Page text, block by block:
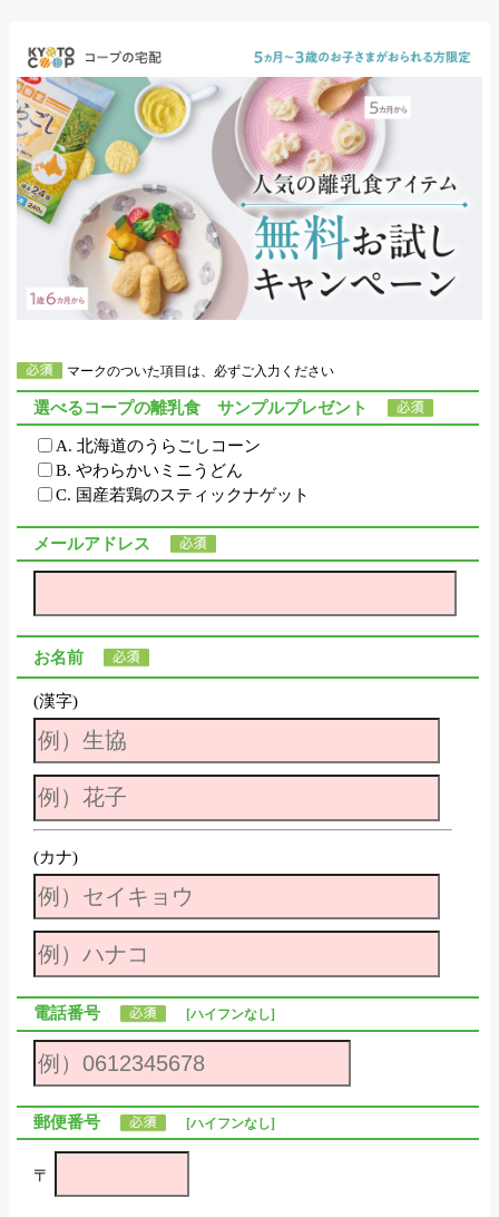
マークのついた項目は、必ずご入力ください
選べるコープの離乳食 サンプルプレゼント
A. 北海道のうらごしコーン
B. やわらかいミニうどん
C. 国産若鶏のスティックナゲット
メールアドレス
お名前
(漢字)
(カナ)
電話番号 [ハイフンなし]
郵便番号 [ハイフンなし]
〒